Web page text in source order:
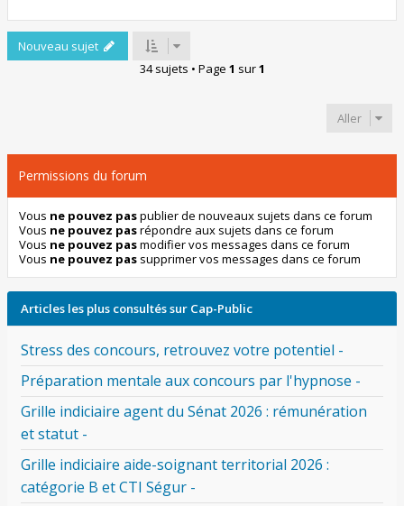
Nouveau sujet
34 sujets • Page 1 sur1
Aller
Permissions du forum
Vous ne pouvez paspublier de nouveaux sujets dans ce forum
Vous ne pouvez pasrépondre aux sujets dans ce forum
Vous ne pouvez pasmodifier vos messages dans ce forum
Vous ne pouvez pas supprimer vos messages dans ce forum
Articles les plus consultés sur Cap-Public
Stress des concours, retrouvez votre potentiel -
Préparation mentale aux concours par l'hypnose -
Grille indiciaire agent du Sénat 2026 : rémunération
et statut -
Grille indiciaire aide-soignant territorial 2026 :
catégorie B et CTI Ségur -